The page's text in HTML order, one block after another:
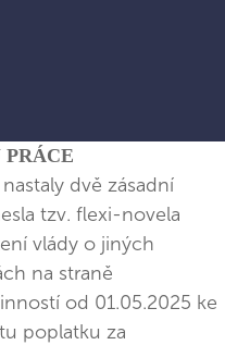
dvě zásadní
tzv. flexi-novela
vlády o jiných
na straně
od 01.05.2025 ke
poplatku za